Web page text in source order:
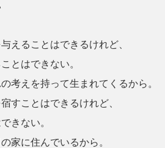
えることはできるけれど、
とはできない。
考えを持って生まれてくるから。
すことはできるけれど、
きない。
家に住んでいるから。